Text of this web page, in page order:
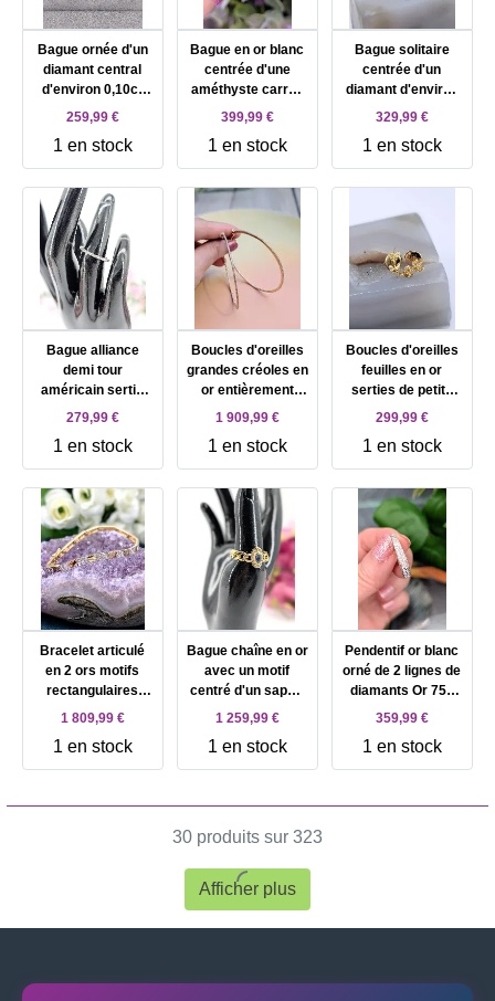
Bague ornée d'un
diamant central
d'environ 0,10ct
entouré de petits
Millième (18 CT)
1,61g
259,99 €
1 en stock
Bague en or blanc
centrée d'une
améthyste carrée
épaulée de 2 petits
Millième (18 CT)
3,02g
399,99 €
1 en stock
Bague solitaire
centrée d'un
diamant d'environ
0,08ct épaulé de
750 Millième (18
CT) 1,99g
329,99 €
1 en stock
Bague alliance
demi tour
américain sertie
d'une ligne de
750 Millième (18
CT) 1,61g
279,99 €
1 en stock
Boucles d'oreilles
grandes créoles en
or entièrement
serties de petits
Millième (18 CT)
11,16g
1 909,99 €
1 en stock
Boucles d'oreilles
feuilles en or
serties de petits
diamants Or 750
1,81g
299,99 €
1 en stock
Bracelet articulé
en 2 ors motifs
rectangulaires
pavés de petits
Millième (18 CT)
13,21g
1 809,99 €
1 en stock
Bague chaîne en or
avec un motif
centré d'un saphir
en cabochon
diamants Or 750
Millième (18 CT)
1 259,99 €
1 en stock
Pendentif or blanc
orné de 2 lignes de
diamants Or 750
Millième (18 CT)
359,99 €
1 en stock
30 produits sur 323
Afficher plus